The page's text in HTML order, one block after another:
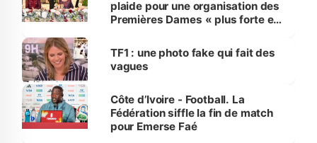
plaide pour une organisation des
Premières Dames « plus forte et
sur la scène internationale »
TF1 : une photo fake qui fait des
vagues
Côte d’Ivoire - Football. La
Fédération siffle la fin de match
pour Emerse Faé